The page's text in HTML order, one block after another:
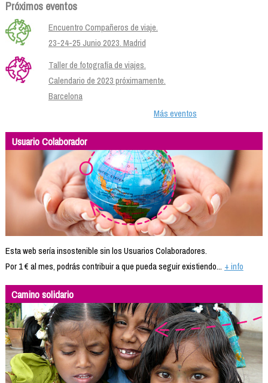
Próximos eventos
Encuentro Compañeros de viaje.
23-24-25 Junio 2023. Madrid
Taller de fotografía de viajes.
Calendario de 2023 próximamente.
Barcelona
Más eventos
Usuario Colaborador
Esta web sería insostenible sin los Usuarios Colaboradores.
Por 1 € al mes, podrás contribuir a que pueda seguir existiendo... + info
Camino solidario